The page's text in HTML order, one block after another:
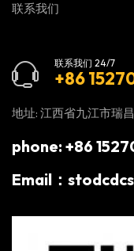
联系我们
联系我们 24/7
+86
地址: 江西省九江市瑞
phone: +86
Email：